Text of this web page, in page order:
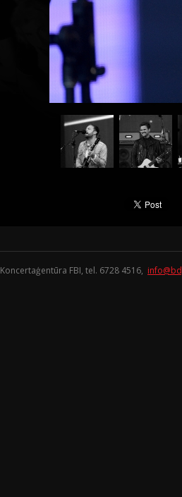
Koncertaģentūra FBI, tel. 6728 4516,